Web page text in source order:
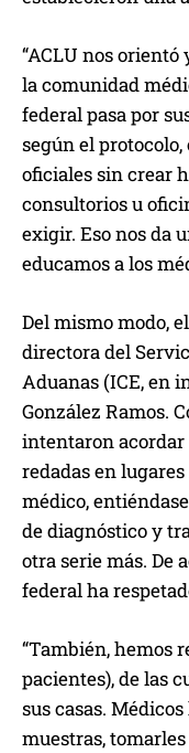
“ACLU nos
la comunidad
federal pasa por
según el
oficiales sin crear
consultorios u
exigir. Eso nos da
educamos a los
Del mismo modo,
directora del
Aduanas (ICE, en
González Ramos.
intentaron
redadas en
médico,
de diagnóstico y
otra serie más. De
federal ha
“También, hemos
pacientes), de las
sus casas.
muestras,